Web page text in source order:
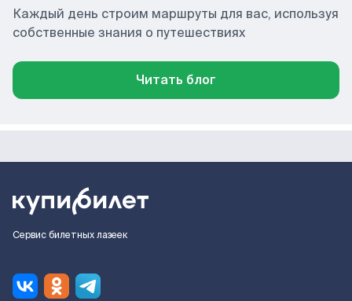
Каждый день строим маршруты для вас, используя
собственные знания о путешествиях
Читать блог
Сервис билетных лазеек